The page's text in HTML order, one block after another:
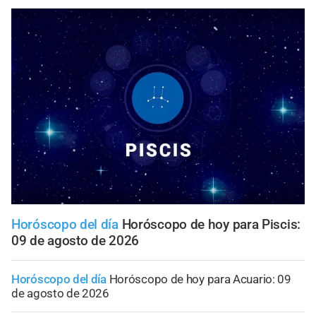
Horóscopo del día Horóscopo de hoy para Piscis:
09 de agosto de 2026
Horóscopo del día Horóscopo de hoy para Acuario: 09
de agosto de 2026